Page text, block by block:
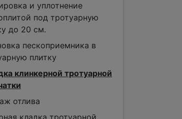
и уплотнение
под тротуарную
до 20 см.
пескоприемника в
плитку
клинкерной тротуарной
отлива
кладка тротуарной